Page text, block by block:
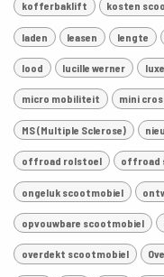
kofferbaklift kosten
laden leasen lengte
lood lucille werner
micro mobiliteit mini
MS (Multiple Sclerose)
offroad rolstoel offroad
ongeluk scootmobiel
opvouwbare scootmobiel
overdekt scootmobiel